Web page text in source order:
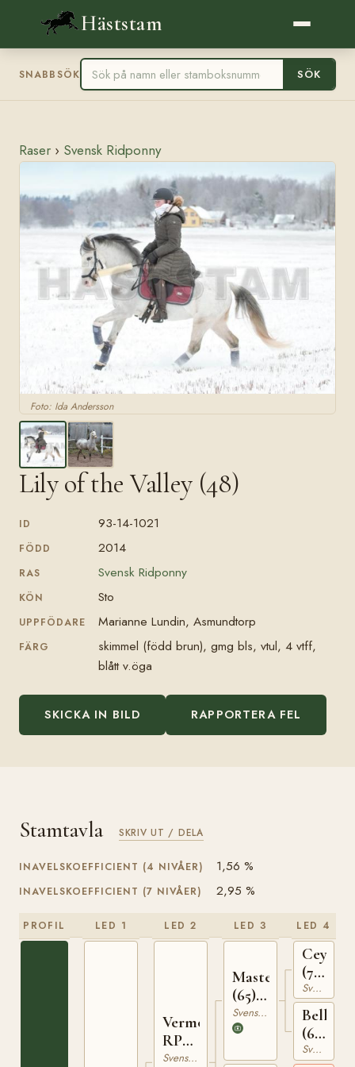
Häststam
SNABBSÖK SÖK
Raser › Svensk Ridponny
Foto: Ida Andersson
Lily of the Valley (48)
ID 93-14-1021
FÖDD 2014
RAS Svensk Ridponny
KÖN Sto
UPPFÖDARE Marianne Lundin, Asmundtorp
FÄRG
skimmel (född brun), gmg bls, vtul, 4 vtff,
blått v.öga
SKICKA IN BILD RAPPORTERA FEL
Stamtavla SKRIV UT / DELA
INAVELSKOEFFICIENT (4 NIVÅER) 1,56 %
INAVELSKOEFFICIENT (7 NIVÅER) 2,95 %
PROFIL LED 1 LED 2
Vermont
RP
133 Svensk Ridponny
LED 3
Master
(65)
850Svensk Varmblodig Ridhäst
LED 4
Ceylon
(70)
454
Svensk Varmblodig Ridhäst
Bellis
(65)
14015
Svensk Varmblodig Ridhäst